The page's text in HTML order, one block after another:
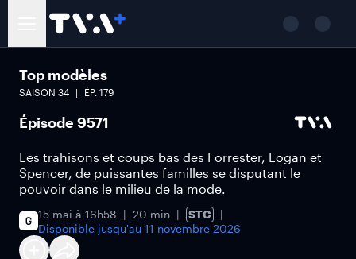
Top modèles
SAISON 34 ÉP. 179
Épisode 9571
Les trahisons et coups bas des Forrester, Logan et
Spencer, de puissantes familles se disputant le
pouvoir dans le milieu de la mode.
15 mai à 16h58 20 min
STC
Disponible jusqu'au 11 novembre 2026